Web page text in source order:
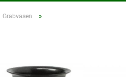
Grabvasen »